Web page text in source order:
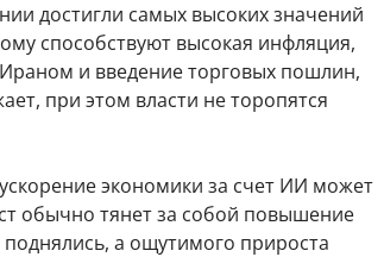
достигли самых высоких значений
способствуют высокая инфляция,
и введение торговых пошлин,
при этом власти не торопятся
экономики за счет ИИ может
обычно тянет за собой повышение
а ощутимого прироста